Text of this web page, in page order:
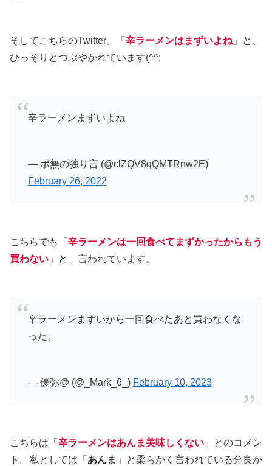
そしてこちらのTwitter。「 辛ラーメンはまずいよね 」と、
ひっそりとつぶやかれています(^^;
辛ラーメンまずいよね
— ポ無の独り言 (@clZQV8qQMTRnw2E)
February 26, 2022
こちらでも「 辛ラーメンは一回食べてまずかったからもう
買わない 」と、言われています。
辛ラーメンまずいから一回食べたあと買わなくな
った。
— 優弥@ (@_Mark_6_) February 10, 2023
こちらは「 辛ラーメンはあんま美味しくない 」とのコメン
ト。私としては「 あんま 」と柔らかく言われている分良か